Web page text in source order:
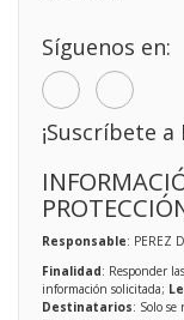
Síguenos en:
¡Suscríbete
Responsable: PEREZ
Finalidad: Responder
información solicitada;
Destinatarios: Solo se